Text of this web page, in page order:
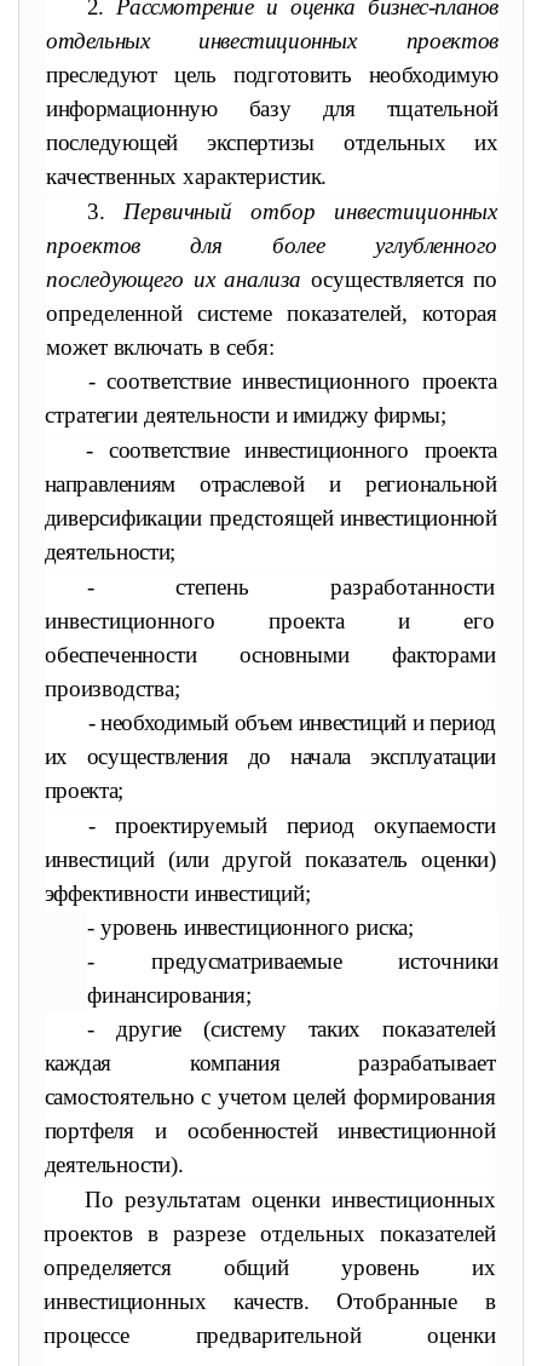
2. Рассмотрение и оценка бизнес-планов
отдельных инвестиционных проектов
преследуют цель подготовить необходимую
информационную базу для тщательной
последующей экспертизы отдельныхих
качественных характеристик.
3. Первичный отбор инвестиционных
проектов для более углубленного
последующего их анализа осуществляется по
определенной системе показателей, которая
может включать в себя:
- соответствие инвестиционного проекта
стратегии деятельности и имиджу фирмы;
- соответствие инвестиционного проекта
направлениям отраслевой и региональной
диверсификации предстоящей инвестиционной
деятельности;
- степень разработанности
инвестиционного проекта и его
обеспеченности основными факторами
производства;
- необходимый объем инвестиций и период
их осуществления до начала эксплуатации
проекта;
- проектируемый период окупаемости
инвестиций (или другой показатель оценки)
эффективности инвестиций;
- уровень инвестиционного риска;
- предусматриваемые источники
финансирования;
- другие (систему таких показателей
каждая компания разрабатывает
самостоятельно с учетом целей формирования
портфеля и особенностей инвестиционной
деятельности).
По результатам оценки инвестиционных
проектов в разрезе отдельных показателей
определяется общий уровень их
инвестиционных качеств. Отобранные в
процессе предварительной оценки